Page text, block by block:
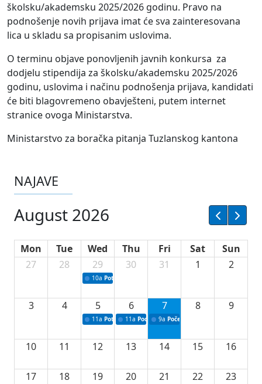
školsku/akademsku 2025/2026 godinu. Pravo na
podnošenje novih prijava imat će sva zainteresovana
lica u skladu sa propisanim uslovima.
O terminu objave ponovljenih javnih konkursa za
dodjelu stipendija za školsku/akademsku 2025/2026
godinu, uslovima i načinu podnošenja prijava, kandidati
će biti blagovremeno obavješteni, putem internet
stranice ovoga Ministarstva.
Ministarstvo za boračka pitanja Tuzlanskog kantona
NAJAVE
August 2026
Mon Tue Wed Thu Fri Sat
Sun
27
28 29
10a Potpisivanje ugovora sa neprofitnim
30 31 1 2
3 4 5
11a Potpisivanje ugovora o stipendijama za
6
11a Podrška razvoju vodne infrastrukture u
7
9a Početak izgradnje nove
8 9
10 11 12 13 14 15 16
17 18 19 20 21 22 23